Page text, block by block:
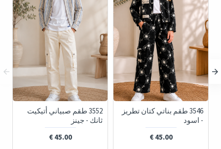
3546 طقم بناتي كتان تطريز
- اسود
45.00 €
3552 طقم صبياني أتيكيت
ثانك - جينز
45.00 €